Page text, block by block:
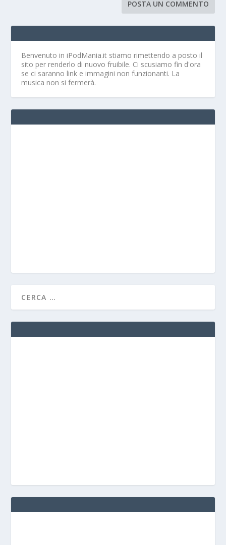
Benvenuto in iPodMania.it stiamo rimettendo a posto il
sito per renderlo di nuovo fruibile. Ci scusiamo fin d'ora
se ci saranno link e immagini non funzionanti. La
musica non si fermerà.